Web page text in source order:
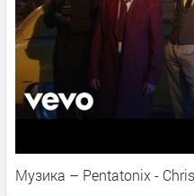
Музика – Pentatonix -